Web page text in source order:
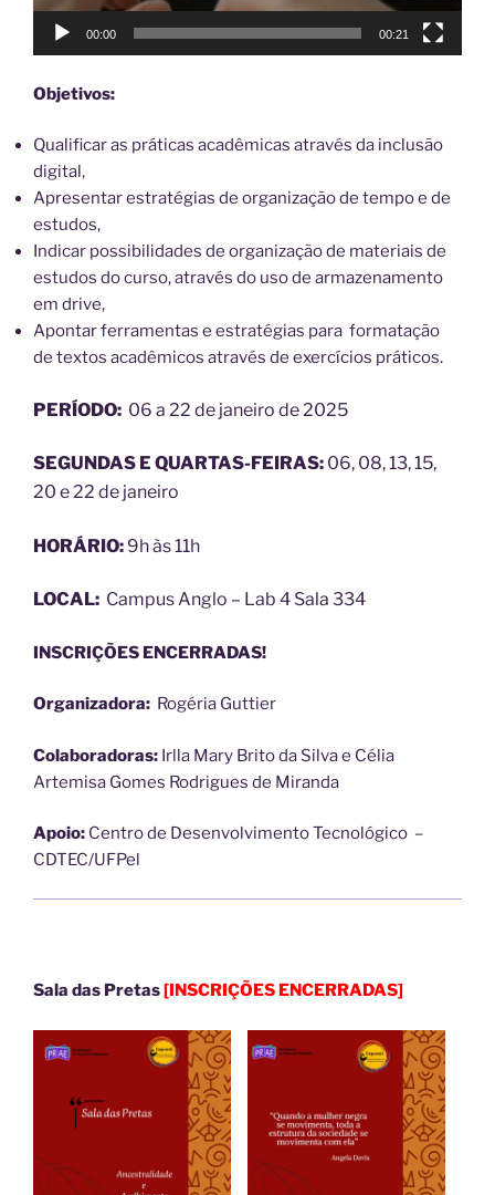
00:00 00:21
Objetivos:
Qualificar as práticas acadêmicas através da inclusão
digital,
Apresentar estratégias de organização de tempo e de
estudos,
Indicar possibilidades de organização de materiais de
estudos do curso, através do uso de armazenamento
em drive,
Apontar ferramentas e estratégias para formatação
de textos acadêmicos através de exercícios práticos.
PERÍODO: 06 a 22 de janeiro de 2025
SEGUNDAS E QUARTAS-FEIRAS: 06, 08, 13, 15,
20 e 22 de janeiro
HORÁRIO: 9h às 11h
LOCAL: Campus Anglo – Lab 4 Sala 334
INSCRIÇÕES ENCERRADAS!
Organizadora: Rogéria Guttier
Colaboradoras: Irlla Mary Brito da Silva e Célia
Artemisa Gomes Rodrigues de Miranda
Apoio: Centro de Desenvolvimento Tecnológico –
CDTEC/UFPel
Sala das Pretas [INSCRIÇÕES ENCERRADAS]